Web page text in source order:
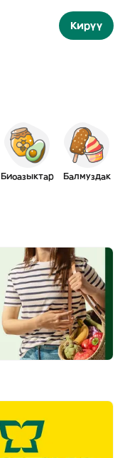
Кирүү
Биоазыктар Балмуздак